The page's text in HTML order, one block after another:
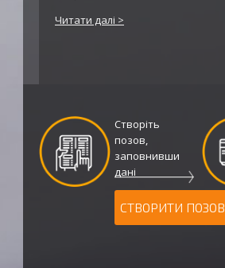
Читати далі
Створіть
позов,
заповнивши
дані
СТВОРИТИ ПОЗОВ